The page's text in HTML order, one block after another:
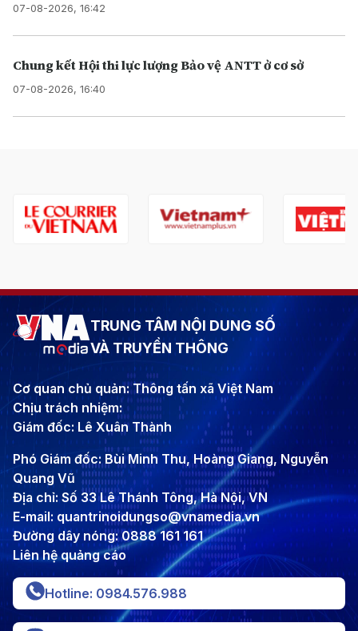
07-08-2026, 16:42
Chung kết Hội thi lực lượng Bảo vệ ANTT ở cơ sở
07-08-2026, 16:40
TRUNG TÂM NỘI DUNG SỐ
VÀ TRUYỀN THÔNG
Cơ quan chủ quản: Thông tấn xã Việt Nam
Chịu trách nhiệm:
Giám đốc: Lê Xuân Thành
Phó Giám đốc: Bùi Minh Thu, Hoàng Giang, Nguyễn
Quang Vũ
Địa chỉ: Số 33 Lê Thánh Tông, Hà Nội, VN
E-mail: quantrinoidungso@vnamedia.vn
Đường dây nóng: 0888 161 161
Liên hệ quảng cáo
Hotline: 0984.576.988